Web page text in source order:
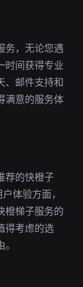
务，无论您遇
时间获得专业
、邮件支持和
满意的服务体
荐的快橙子
体验方面，
橙梯子服务的
得考虑的选